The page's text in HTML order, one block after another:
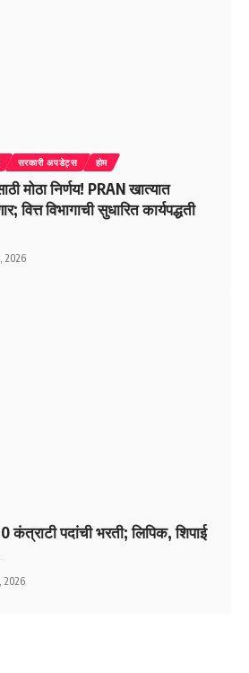
सरकारी अपडेट्स होम
मोठा निर्णय! PRAN खात्यात
वित्त विभागाची सुधारित कार्यपद्धती
2026
कंत्राटी पदांची भरती; लिपिक, शिपाई
2026